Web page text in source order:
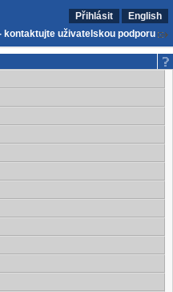
Přihlásit
English
kontaktujte uživatelskou podporu